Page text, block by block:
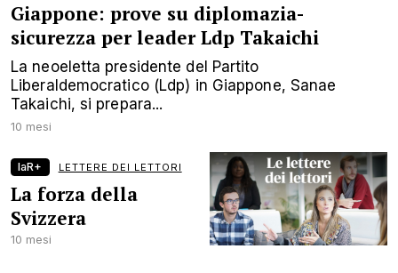
Giappone: prove su diplomazia-
sicurezza per leader Ldp Takaichi
La neoeletta presidente del Partito
Liberaldemocratico (Ldp) in Giappone, Sanae
Takaichi, si prepara...
10 mesi
laR+ LETTERE DEI LETTORI
La forza della
Svizzera
10 mesi